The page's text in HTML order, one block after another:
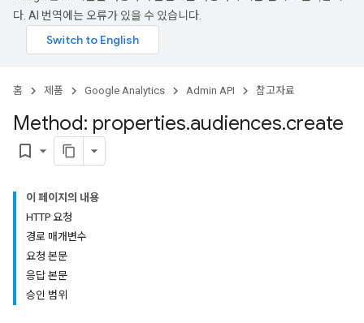
다. AI 번역에는 오류가 있을 수 있습니다.
홈 제품 Google Analytics Admin API 참고자료
Method: properties.audiences.create
bookmark_border
이 페이지의 내용
HTTP 요청
경로 매개변수
요청 본문
응답 본문
승인 범위